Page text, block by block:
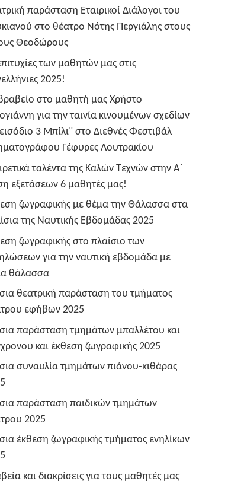
παράσταση Εταιρικοί Διάλογοι του
στο θέατρο Νότης Περγιάλης στους
Θεοδώρους
των μαθητών μας στις
2025!
στο μαθητή μας Χρήστο
για την ταινία κινουμένων σχεδίων
3 Μπίλι" στο Διεθνές Φεστιβάλ
Γέφυρες Λουτρακίου
ταλέντα της Καλών Τεχνών στην Α΄
εξετάσεων 6 μαθητές μας!
ζωγραφικής με θέμα την Θάλασσα στα
της Ναυτικής Εβδομάδας 2025
ζωγραφικής στο πλαίσιο των
για την ναυτική εβδομάδα με
θάλασσα
θεατρική παράσταση του τμήματος
εφήβων 2025
παράσταση τμημάτων μπαλλέτου και
και έκθεση ζωγραφικής 2025
συναυλία τμημάτων πιάνου-κιθάρας
παράσταση παιδικών τμημάτων
2025
έκθεση ζωγραφικής τμήματος ενηλίκων
και διακρίσεις για τους μαθητές μας